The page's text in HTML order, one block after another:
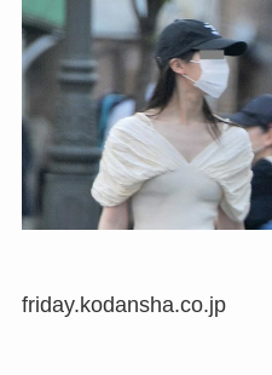
friday.kodansha.co.jp